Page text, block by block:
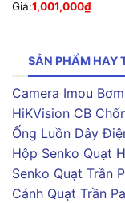
Giá:1,001,000₫
SẢN PHẨM HAY
Camera Imou
HiKVision CB
Ống Luồn Dây
Hộp Senko Quạt
Senko Quạt Trần
Cánh Quạt Trần